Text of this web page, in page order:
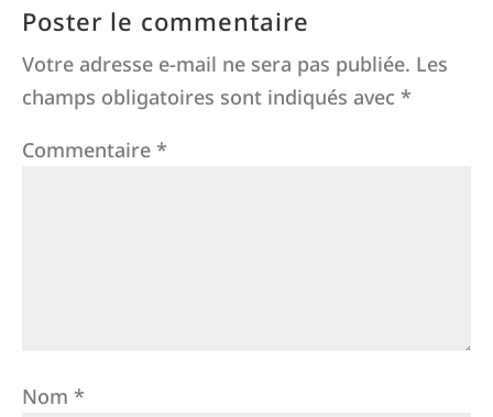
Poster le commentaire
Votre adresse e-mail ne sera pas publiée. Les
champs obligatoires sont indiqués avec *
Commentaire *
Nom *